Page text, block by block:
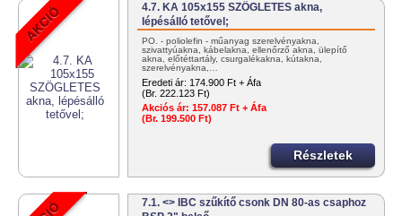
4.7. KA 105x155 SZÖGLETES akna,
lépésálló tetővel;
PO. - poliolefin - műanyag szerelvényakna,
szivattyúakna, kábelakna, ellenőrző akna, ülepítő
akna, előtéttartály, csurgalékakna, kútakna,
szerelvényakna,…
Eredeti ár: 174.900 Ft + Áfa
(Br. 222.123 Ft)
Akciós ár: 157.087 Ft + Áfa
(Br. 199.500 Ft)
Részletek
7.1. <> IBC szűkítő csonk DN 80-as csaphoz